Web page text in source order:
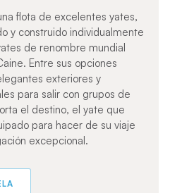
flota de excelentes yates,
y construido individualmente
de renombre mundial
Entre sus opciones
exteriores y
para salir con grupos de
el destino, el yate que
para hacer de su viaje
excepcional.